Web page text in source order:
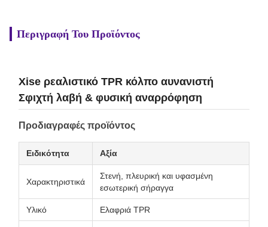
Περιγραφή Του Προϊόντος
Xise ρεαλιστικό TPR κόλπο αυνανιστή
Σφιχτή λαβή & φυσική αναρρόφηση
Προδιαγραφές προϊόντος
Ειδικότητα Αξία
Χαρακτηριστικά
Στενή, πλευρική και υφασμένη
εσωτερική σήραγγα
Υλικό Ελαφριά TPR